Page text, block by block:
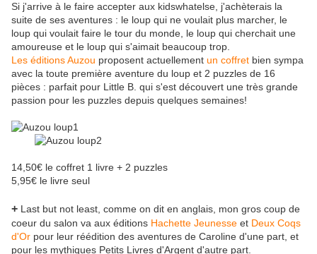
Si j'arrive à le faire accepter aux kidswhatelse, j'achèterais la
suite de ses aventures : le loup qui ne voulait plus marcher, le
loup qui voulait faire le tour du monde, le loup qui cherchait une
amoureuse et le loup qui s'aimait beaucoup trop.
Les éditions Auzou proposent actuellement un coffret bien sympa
avec la toute première aventure du loup et 2 puzzles de 16
pièces : parfait pour Little B. qui s'est découvert une très grande
passion pour les puzzles depuis quelques semaines!
14,50€ le coffret 1 livre + 2 puzzles
5,95€ le livre seul
+ Last but not least, comme on dit en anglais, mon gros coup de
coeur du salon va aux éditions Hachette Jeunesse et Deux Coqs
d'Or pour leur réédition des aventures de Caroline d'une part, et
pour les mythiques Petits Livres d'Argent d'autre part.